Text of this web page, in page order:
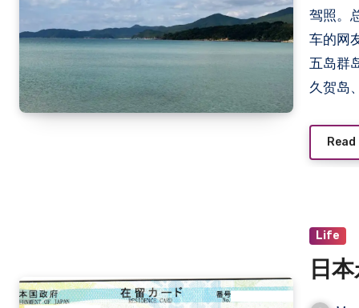
驾照。
车的网
五岛群
久贺岛
「蒼
当作舞
Life
日